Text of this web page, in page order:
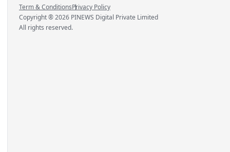
Term & ConditionsPrivacy Policy
Copyright ®2026 PINEWS Digital Private Limited
All rights reserved.